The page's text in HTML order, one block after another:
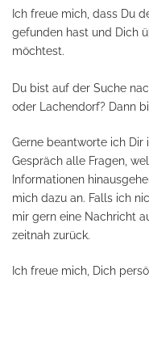
Ich freue mich, dass Du
gefunden hast und Dich
möchtest.
Du bist auf der Suche
oder Lachendorf? Dann
Gerne beantworte ich Dir
Gespräch alle Fragen,
Informationen
mich dazu an. Falls ich
mir gern eine Nachricht
zeitnah zurück.
Ich freue mich, Dich